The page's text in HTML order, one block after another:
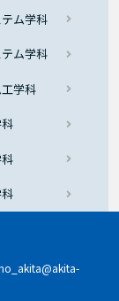
ム学科
ム学科
学科